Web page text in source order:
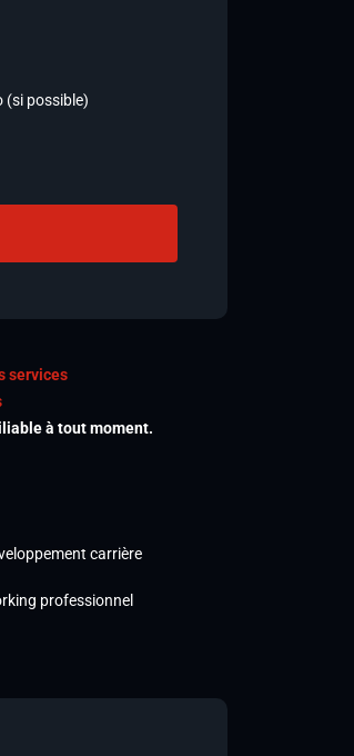
(si possible)
services
à tout moment.
carrière
professionnel